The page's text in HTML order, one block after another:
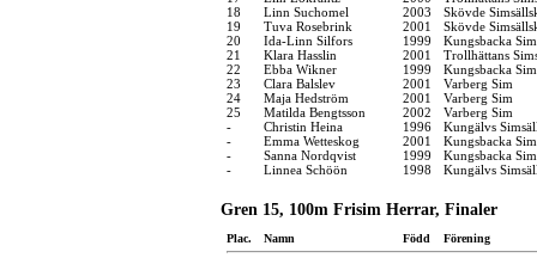
18
Linn Suchomel 2003
Skövde
19
Tuva Rosebrink 2001
Skövde
20
Ida-Linn Silfors 1999
Kungsbacka
21
Klara Hasslin 2001
Trollhättans
22
Ebba Wikner 1999
Kungsbacka
23
Clara Balslev 2001
Varberg Sim
24
Maja Hedström 2001
Varberg Sim
25
Matilda Bengtsson 2002
Varberg Sim
-
Christin Heina 1996
Kungälvs
-
Emma Wetteskog 2001
Kungsbacka
-
Sanna Nordqvist 1999
Kungsbacka
-
Linnea Schöön 1998 Kungälvs
Gren 15, 100m Frisim Herrar, Finaler
Plac. Namn Född Förening